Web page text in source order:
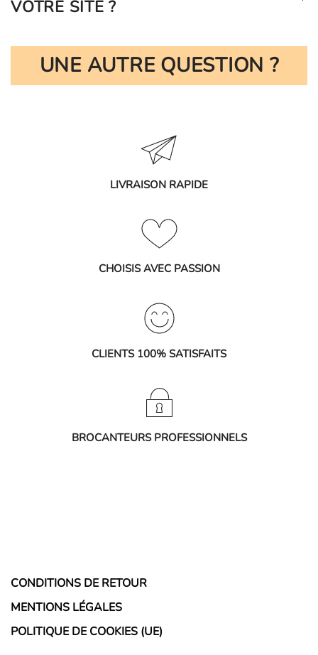
VOTRE SITE ?
UNE AUTRE QUESTION ?
LIVRAISON RAPIDE
CHOISIS AVEC PASSION
CLIENTS 100% SATISFAITS
BROCANTEURS PROFESSIONNELS
CONDITIONS DE RETOUR
MENTIONS LÉGALES
POLITIQUE DE COOKIES (UE)